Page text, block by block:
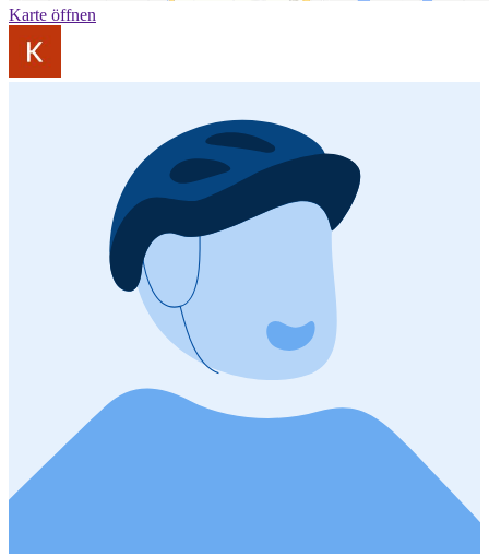
Karte öffnen